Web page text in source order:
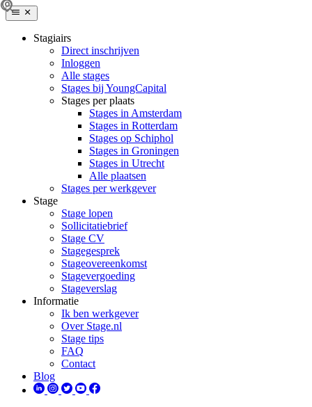
Stagiairs
Direct inschrijven
Inloggen
Alle stages
Stages bij YoungCapital
Stages per plaats
Stages in Amsterdam
Stages in Rotterdam
Stages op Schiphol
Stages in Groningen
Stages in Utrecht
Alle plaatsen
Stages per werkgever
Stage
Stage lopen
Sollicitatiebrief
Stage CV
Stagegesprek
Stageovereenkomst
Stagevergoeding
Stageverslag
Informatie
Ik ben werkgever
Over Stage.nl
Stage tips
FAQ
Contact
Blog